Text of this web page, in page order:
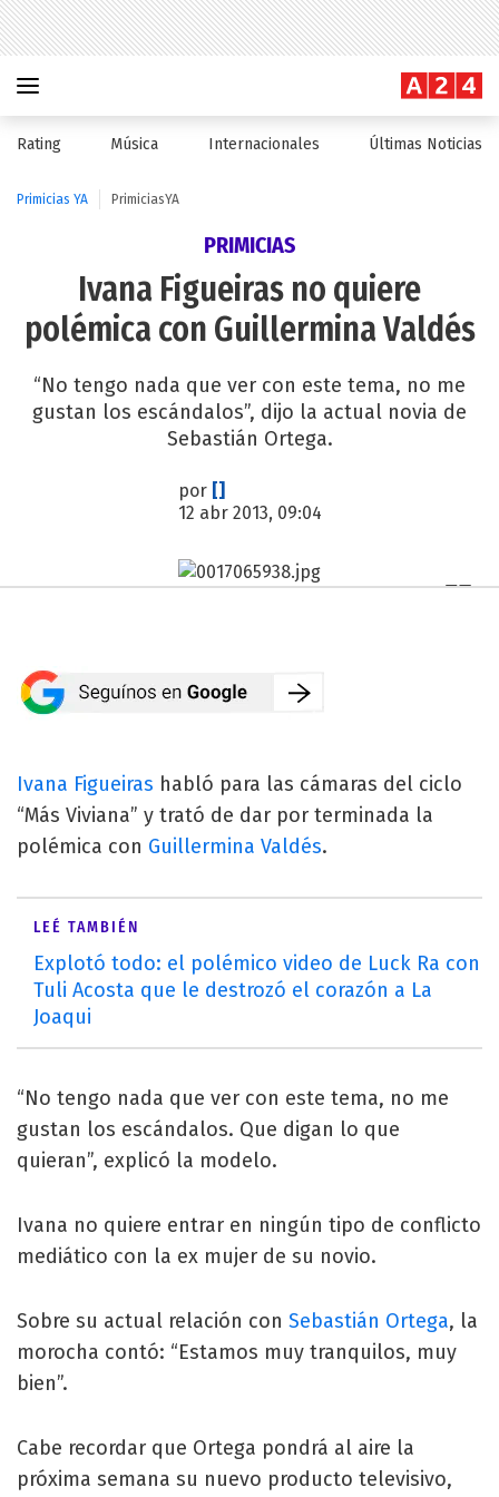
Rating Música Internacionales Últimas Noticias
Primicias YA PrimiciasYA
PRIMICIAS
Ivana Figueiras no quiere
polémica con Guillermina Valdés
“No tengo nada que ver con este tema, no me
gustan los escándalos”, dijo la actual novia de
Sebastián Ortega.
por []
12 abr 2013, 09:04
Ivana Figueiras habló para las cámaras del ciclo
“Más Viviana” y trató de dar por terminada la
polémica con Guillermina Valdés.
LEÉ TAMBIÉN
Explotó todo: el polémico video de Luck Ra con
Tuli Acosta que le destrozó el corazón a La
Joaqui
“No tengo nada que ver con este tema, no me
gustan los escándalos. Que digan lo que
quieran”, explicó la modelo.
Ivana no quiere entrar en ningún tipo de conflicto
mediático con la ex mujer de su novio.
Sobre su actual relación con Sebastián Ortega, la
morocha contó: “Estamos muy tranquilos, muy
bien”.
Cabe recordar que Ortega pondrá al aire la
próxima semana su nuevo producto televisivo,